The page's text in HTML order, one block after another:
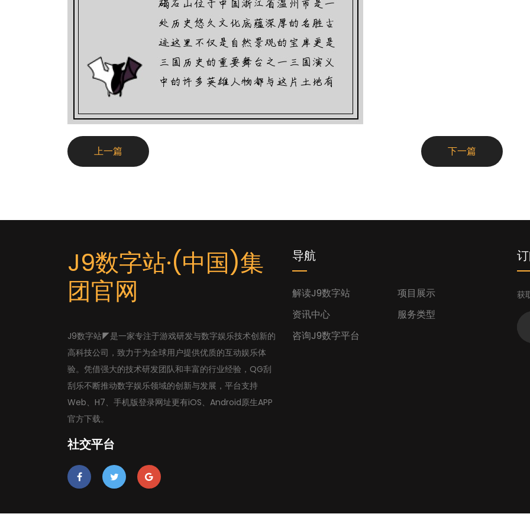
上一篇 下一篇
J9数字站·(中国)集
团官网
J9数字站◤是一家专注于游戏研发与数字娱乐技术创新的
高科技公司，致力于为全球用户提供优质的互动娱乐体
验。凭借强大的技术研发团队和丰富的行业经验，QG刮
刮乐不断推动数字娱乐领域的创新与发展，平台支持
Web、H7、手机版登录网址更有iOS、Android原生APP
官方下载。
社交平台
导航
解读J9数字站
项目展示
资讯中心
服务类型
咨询J9数字平台
获